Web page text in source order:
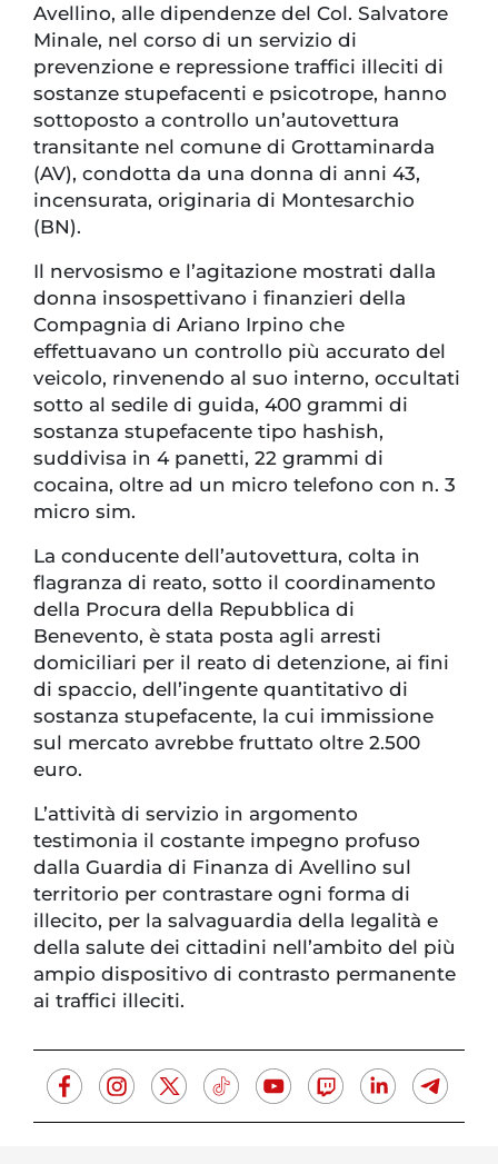
Avellino, alle dipendenze del Col. Salvatore
Minale, nel corso di un servizio di
prevenzione e repressione traffici illeciti di
sostanze stupefacenti e psicotrope, hanno
sottoposto a controllo un’autovettura
transitante nel comune di Grottaminarda
(AV), condotta da una donna di anni 43,
incensurata, originaria di Montesarchio
(BN).
Il nervosismo e l’agitazione mostrati dalla
donna insospettivano i finanzieri della
Compagnia di Ariano Irpino che
effettuavano un controllo più accurato del
veicolo, rinvenendo al suo interno, occultati
sotto al sedile di guida, 400 grammi di
sostanza stupefacente tipo hashish,
suddivisa in 4 panetti, 22 grammi di
cocaina, oltre ad un micro telefono con n. 3
micro sim.
La conducente dell’autovettura, colta in
flagranza di reato, sotto il coordinamento
della Procura della Repubblica di
Benevento, è stata posta agli arresti
domiciliari per il reato di detenzione, ai fini
di spaccio, dell’ingente quantitativo di
sostanza stupefacente, la cui immissione
sul mercato avrebbe fruttato oltre 2.500
euro.
L’attività di servizio in argomento
testimonia il costante impegno profuso
dalla Guardia di Finanza di Avellino sul
territorio per contrastare ogni forma di
illecito, per la salvaguardia della legalità e
della salute dei cittadini nell’ambito del più
ampio dispositivo di contrasto permanente
ai traffici illeciti.